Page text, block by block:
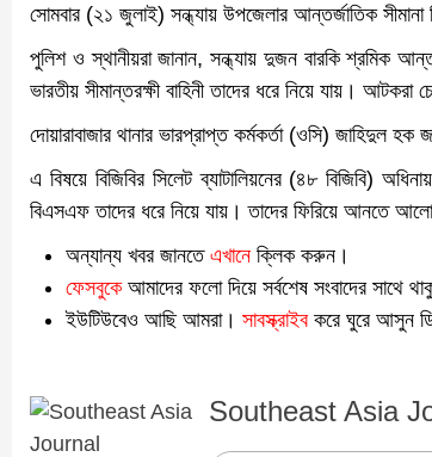
সোমবার (২১ জুলাই) সন্ধ্যায় উপজেলার আন্তর্জাতিক
পুলিশ ও স্থানীয়রা জানান, সন্ধ্যায় দুজন বারকি শ্রমিক
ভারতীয় সীমান্তরক্ষী বাহিনী তাদের ধরে নিয়ে যায়। আটকরা
দোয়ারাবাজার থানার ভারপ্রাপ্ত কর্মকর্তা (ওসি) জাহিদুল হক
এ বিষয়ে বিজিবির সিলেট ব্যাটালিয়নের (৪৮ বিজিবি)
বিএসএফ তাদের ধরে নিয়ে যায়। তাদের ফিরিয়ে আনতে
অন্যান্য খবর জানতে এখানে ক্লিক করুন।
ফেসবুকেআমাদের ফলো দিয়ে সর্বশেষ সংবাদের সাথে
ইউটিউবেও আছি আমরা। সাবস্ক্রাইব করে ঘুরে আসুন
Southeast Asia